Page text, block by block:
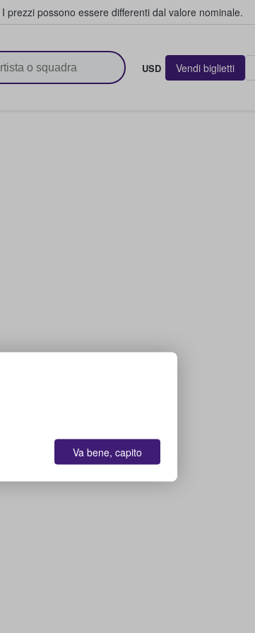
I prezzi possono essere differenti dal valore nominale.
USD Vendi biglietti
Va bene, capito